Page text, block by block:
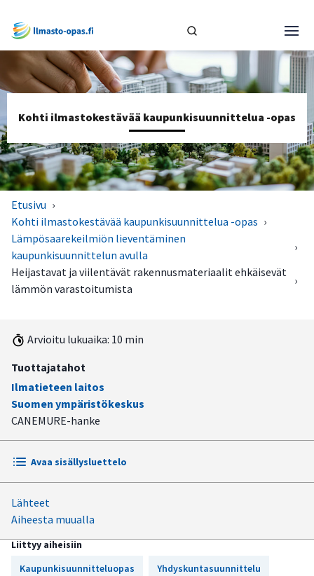
Kohti ilmastokestävää kaupunkisuunnittelua -opas
Etusivu ›
Kohti ilmastokestävää kaupunkisuunnittelua -opas ›
Lämpösaarekeilmiön lieventäminen
kaupunkisuunnittelun avulla
›
Heijastavat ja viilentävät rakennusmateriaalit ehkäisevät
lämmön varastoitumista
›
Arvioitu lukuaika: 10 min
Tuottajatahot
Ilmatieteen laitos
Suomen ympäristökeskus
CANEMURE-hanke
Avaa sisällysluettelo
Rakennusten lämpöolosuhteita parantamalla voidaan
vähentää kuumarasitusta
Passiiviset viilennysratkaisut ovat kustannustehokkaita ja
pienentävät infrastruktuurin lämpöriskiä
Lähteet
Aiheesta muualla
Liittyy aiheisiin
Kaupunkisuunnitteluopas
Yhdyskuntasuunnittelu